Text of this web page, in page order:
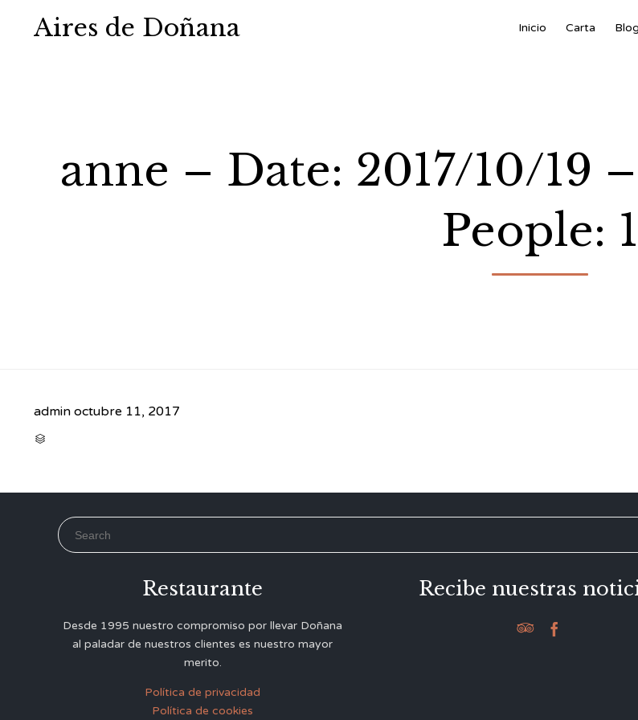
Aires de Doñana Inicio Carta Blog
anne – Date: 2017/10/19
People: 1
admin octubre 11, 2017

Search for:
Restaurante
Desde 1995 nuestro compromiso por llevar Doñana
al paladar de nuestros clientes es nuestro mayor
merito.
Política de privacidad
Política de cookies
Recibe nuestras
 